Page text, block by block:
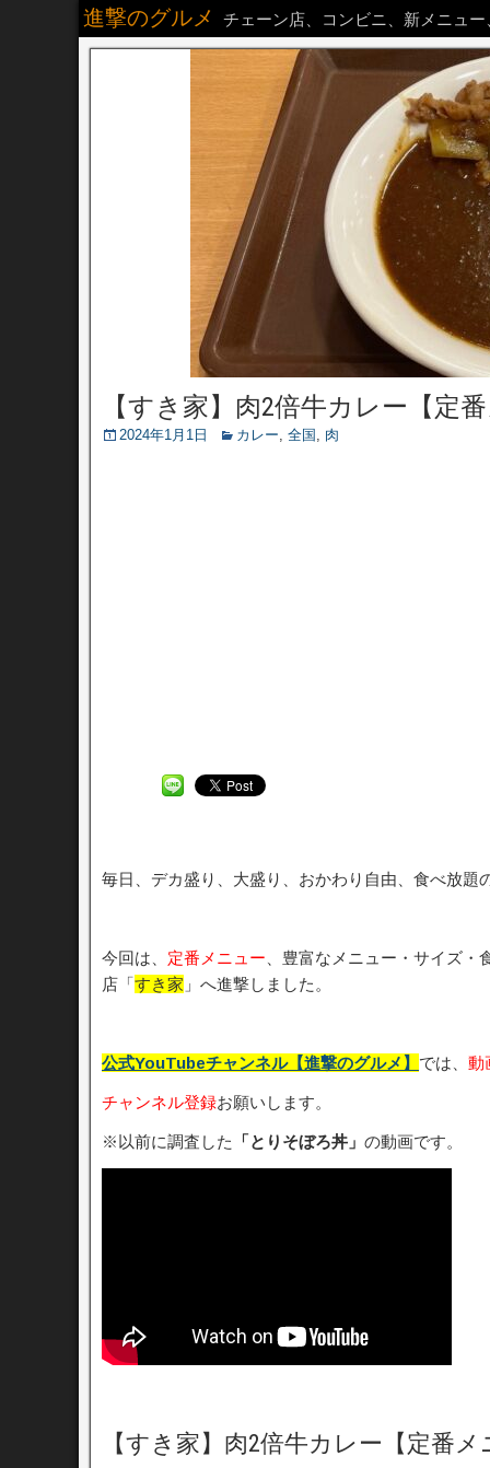
進撃のグルメ チェーン店、コンビニ、新メニュ
【すき家】肉2倍牛カレー【定番
2024年1月1日 カレー, 全国 , 肉
毎日、デカ盛り、大盛り、おかわり自由、食べ放題
今回は、 定番メニュー 、豊富なメニュー・サイズ
店「すき家 」へ進撃しました。
公式YouTubeチャンネル【進撃のグルメ】 では、 動
チャンネル登録お願いします。
※以前に調査した 「とりそぼろ丼」 の動画です。
【すき家】肉2倍牛カレー【定番メ